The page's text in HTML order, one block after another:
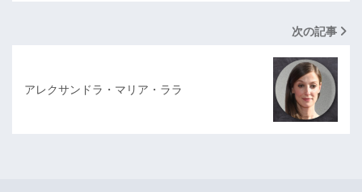
次の記事
アレクサンドラ・マリア・ララ